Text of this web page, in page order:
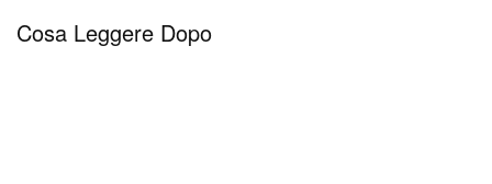
Cosa Leggere Dopo